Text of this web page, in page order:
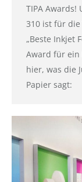
TIPA Awards!
310 ist für die
„Beste Inkjet
Award für ein
hier, was die
Papier sagt: